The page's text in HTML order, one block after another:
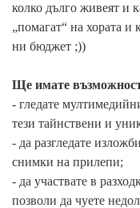
колко дълго живеят и
„помагат“ на хората и
ни бюджет ;))
Ще имате
- гледате
тези тайнствени и
- да разгледате
снимки на прилепи;
- да участвате в
позволи да чуете